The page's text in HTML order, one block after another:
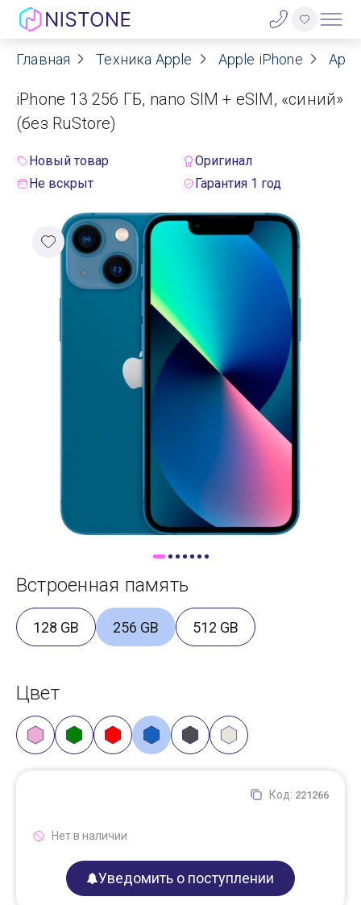
Акции
О нас
Договор оферты
Реквизиты
Контакты
Главная Техника Apple Apple iPhone
iPhone 13 256 ГБ, nano SIM + eSIM, «синий»
(без RuStore)
Новый товар
Оригинал
Не вскрыт
Гарантия 1 год
Встроенная память
128 GB 256 GB 512 GB
Цвет
Код: 221266
Нет в наличии
Уведомить о поступлении